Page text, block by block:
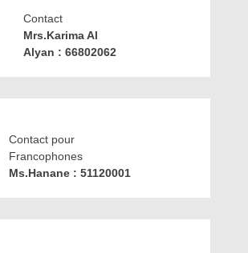
Contact
Mrs.Karima Al
Alyan : 66802062
Contact pour
Francophones
Ms.Hanane : 51120001